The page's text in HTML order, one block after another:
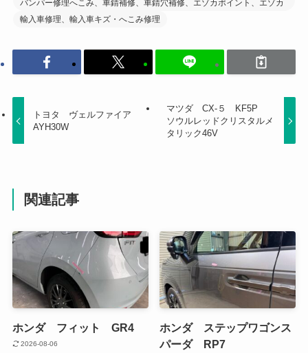
バンパー修理へこみ、車錆補修、車錆穴補修、エゾカポイント、エゾカ
輸入車修理、輸入車キズ・へこみ修理
トヨタ ヴェルファイア
AYH30W
マツダ CX-５ KF5P
ソウルレッドクリスタルメ
タリック46V
関連記事
ホンダ フィット GR4
2026-08-06
ホンダ ステップワゴンス
パーダ RP7